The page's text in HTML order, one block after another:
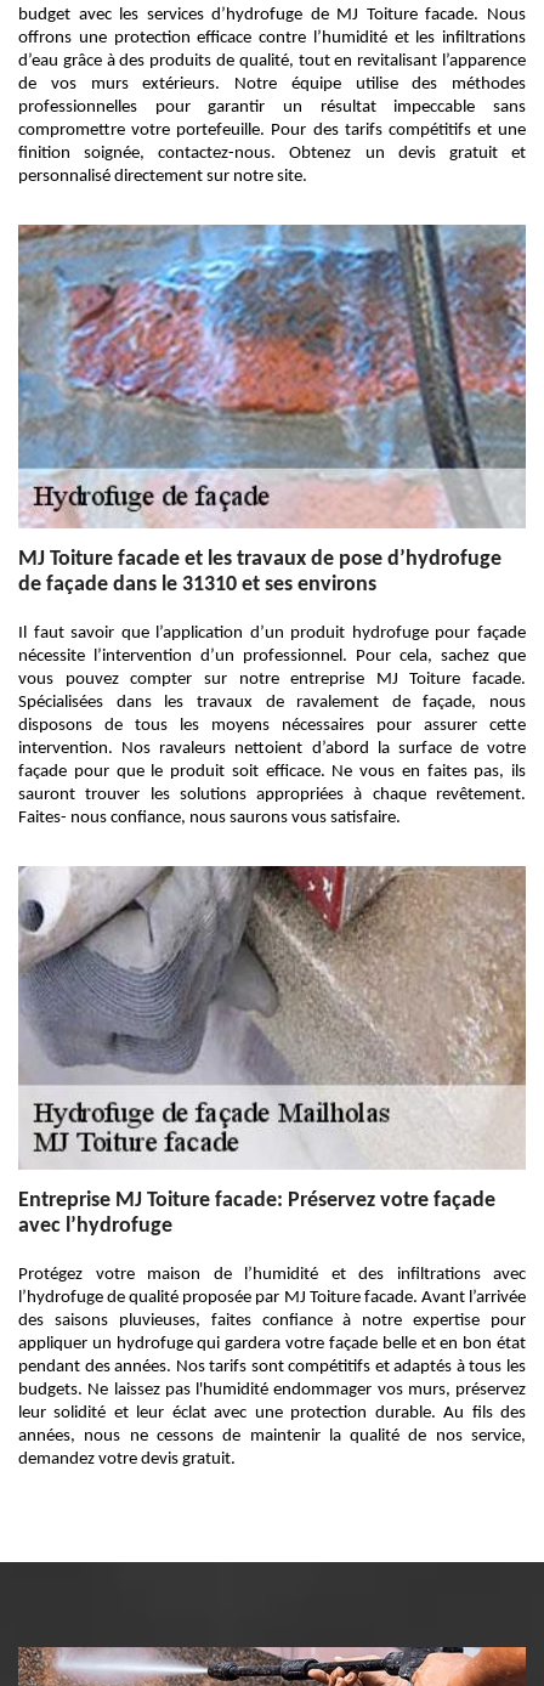
budget avec les services d’hydrofuge de MJ Toiture facade. Nous
offrons une protection efficace contre l’humidité et les infiltrations
d’eau grâce à des produits de qualité, tout en revitalisant l’apparence
de vos murs extérieurs. Notre équipe utilise des méthodes
professionnelles pour garantir un résultat impeccable sans
compromettre votre portefeuille. Pour des tarifs compétitifs et une
finition soignée, contactez-nous. Obtenez un devis gratuit et
personnalisé directement sur notre site.
MJ Toiture facade et les travaux de pose d’hydrofuge
de façade dans le 31310 et ses environs
Il faut savoir que l’application d’un produit hydrofuge pour façade
nécessite l’intervention d’un professionnel. Pour cela, sachez que
vous pouvez compter sur notre entreprise MJ Toiture facade.
Spécialisées dans les travaux de ravalement de façade, nous
disposons de tous les moyens nécessaires pour assurer cette
intervention. Nos ravaleurs nettoient d’abord la surface de votre
façade pour que le produit soit efficace. Ne vous en faites pas, ils
sauront trouver les solutions appropriées à chaque revêtement.
Faites- nous confiance, nous saurons vous satisfaire.
Entreprise MJ Toiture facade: Préservez votre façade
avec l’hydrofuge
Protégez votre maison de l’humidité et des infiltrations avec
l’hydrofuge de qualité proposée par MJ Toiture facade. Avant l’arrivée
des saisons pluvieuses, faites confiance à notre expertise pour
appliquer un hydrofuge qui gardera votre façade belle et en bon état
pendant des années. Nos tarifs sont compétitifs et adaptés à tous les
budgets. Ne laissez pas l'humidité endommager vos murs, préservez
leur solidité et leur éclat avec une protection durable. Au fils des
années, nous ne cessons de maintenir la qualité de nos service,
demandez votre devis gratuit.